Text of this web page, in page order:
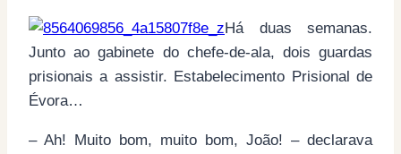
Há duas semanas.
Junto ao gabinete do chefe-de-ala, dois guardas
prisionais a assistir. Estabelecimento Prisional de
Évora…
– Ah! Muito bom, muito bom, João! – declarava